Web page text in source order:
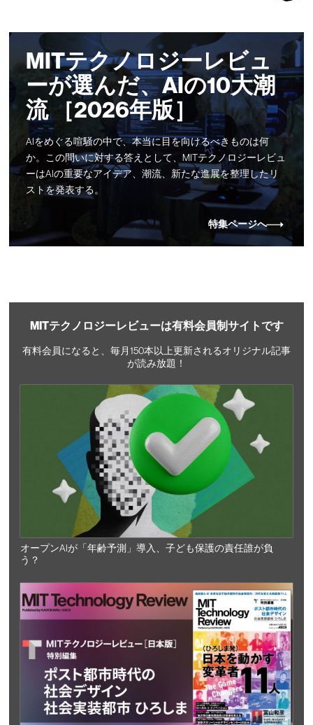
MITテクノロジーレビュ
ーが選んだ、AIの10大潮
流 ［2026年版］
AIをめぐる喧騒の中で、本当に目を向けるべきものは何
か。この問いに対する答えとして、MITテクノロジーレビュ
ーはAIの重要なアイデア、潮流、新たな進展を整理したリ
ストを発表する。
特集ページへ
MITテクノロジーレビューは有料会員制サイトです
有料会員になると、毎月150本以上更新されるオリジナル記事
が読み放題！
オープンAIが「年齢予測」導入、子ども保護の責任誰が負
う？